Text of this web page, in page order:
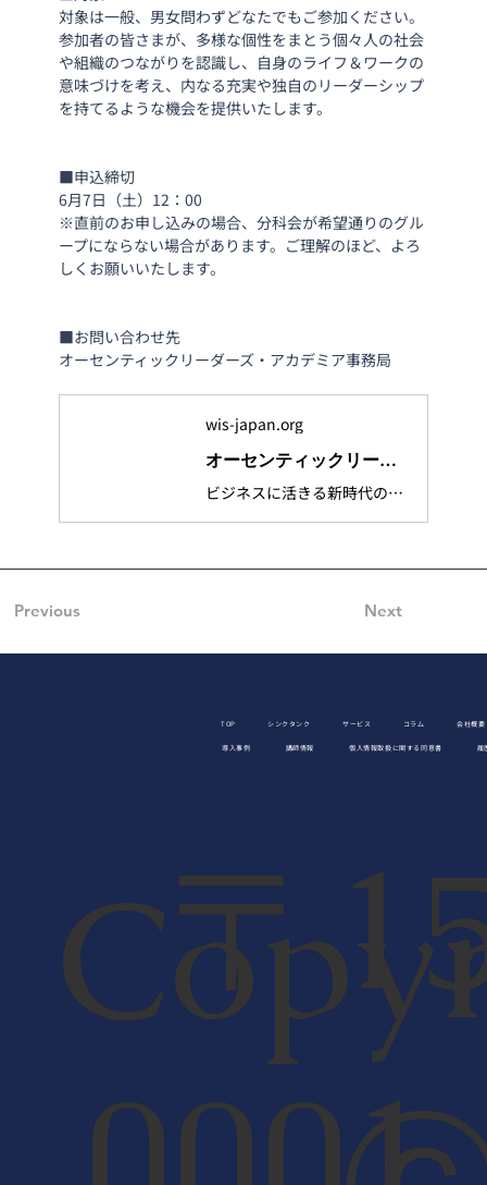
Previous Next
対象は一般、男女問わずどなたでもご参加ください。
参加者の皆さまが、多様な個性をまとう個々人の社会
や組織のつながりを認識し、自身のライフ＆ワークの
意味づけを考え、内なる充実や独自のリーダーシップ
を持てるような機会を提供いたします。
■申込締切
6月7日（土）12：00
※直前のお申し込みの場合、分科会が希望通りのグル
ープにならない場合があります。ご理解のほど、よろ
しくお願いいたします。
■お問い合わせ先
オーセンティックリーダーズ・アカデミア事務局
wis-japan.org
オーセンティックリーダーズアカデミア
ビジネスに活きる新時代の教養を学ぶ次世代リーダーに必須の実践的経営幹部育成スクール「オーセンティックリーダーズ・アカデミア」の公式HPです。
TOP シンクタンク サービス コラム 会社概要
導入事例 講師情報 個人情報取扱に関する同意書 履
〒